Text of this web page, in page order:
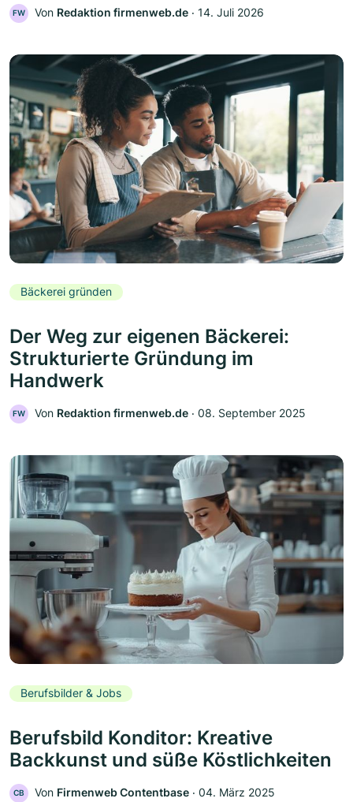
FW Von Redaktion firmenweb.de ‧ 14. Juli 2026
Bäckerei gründen
Der Weg zur eigenen Bäckerei:
Strukturierte Gründung im
Handwerk
FW Von Redaktion firmenweb.de ‧ 08. September 2025
Berufsbilder & Jobs
Berufsbild Konditor: Kreative
Backkunst und süße Köstlichkeiten
CB Von Firmenweb Contentbase ‧ 04. März 2025